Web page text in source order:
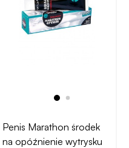
Penis Marathon środek
na opóźnienie wytrysku